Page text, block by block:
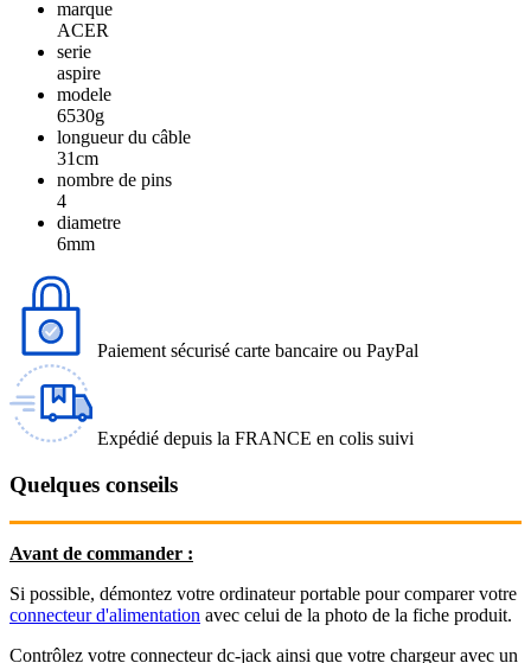
marque
ACER
serie
aspire
modele
6530g
longueur du câble
31cm
nombre de pins
4
diametre
6mm
Paiement sécurisé carte bancaire ou PayPal
Expédié depuis la FRANCE en colis suivi
Quelques conseils
Avant de commander :
Si possible, démontez votre ordinateur portable pour comparer votre
connecteur d'alimentation avec celui de la photo de la fiche produit.
Contrôlez votre connecteur dc-jack ainsi que votre chargeur avec un